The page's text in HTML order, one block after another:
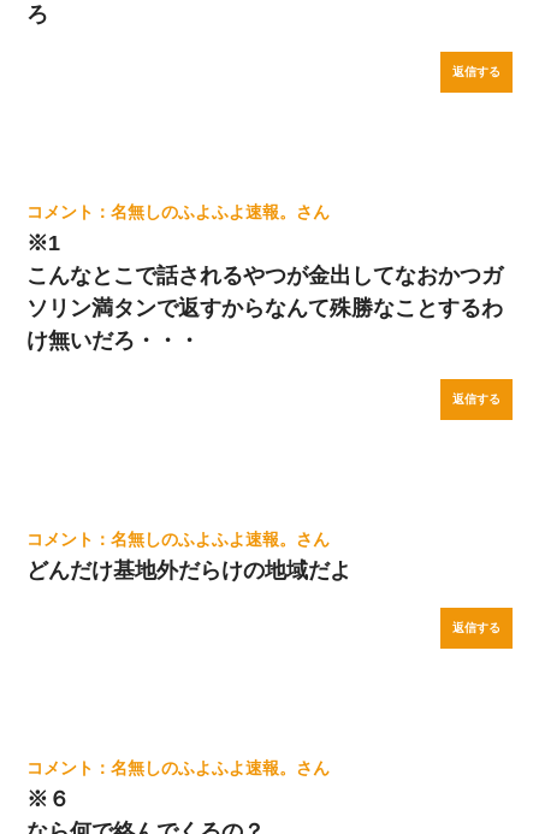
ろ
返信する
名無しのふよふよ速報。
※1
こんなとこで話されるやつが金出してなおかつガ
ソリン満タンで返すからなんて殊勝なことするわ
け無いだろ・・・
返信する
名無しのふよふよ速報。
どんだけ基地外だらけの地域だよ
返信する
名無しのふよふよ速報。
※６